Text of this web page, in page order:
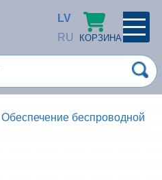
LV
RU
КОРЗИНА
×
Обеспечение беспроводной